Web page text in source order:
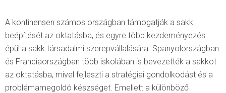
A kontinensen számos országban támogatják a sakk
beépítését az oktatásba, és egyre több kezdeményezés
épül a sakk társadalmi szerepvállalására. Spanyolországban
és Franciaországban több iskolában is bevezették a sakkot
az oktatásba, mivel fejleszti a stratégiai gondolkodást és a
problémamegoldó készséget. Emellett a különböző